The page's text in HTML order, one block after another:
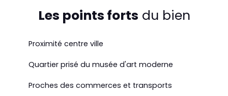
Les points forts du bien
Proximité centre ville
Quartier prisé du musée d'art moderne
Proches des commerces et transports